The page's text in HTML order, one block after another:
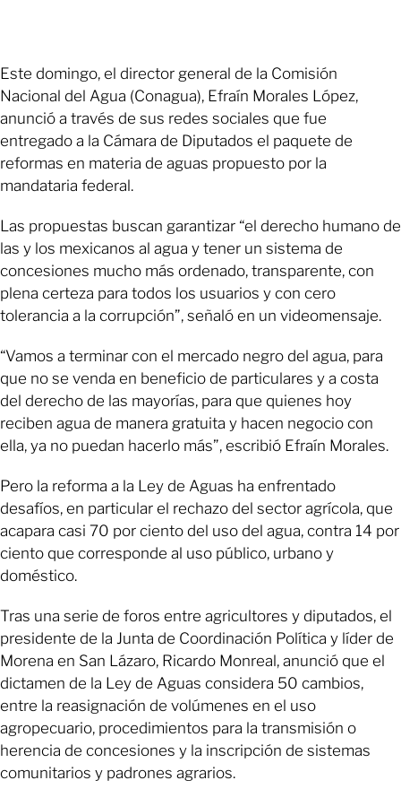
Este domingo, el director general de la Comisión
Nacional del Agua (Conagua), Efraín Morales López,
anunció a través de sus redes sociales que fue
entregado a la Cámara de Diputados el paquete de
reformas en materia de aguas propuesto por la
mandataria federal.
Las propuestas buscan garantizar “el derecho humano de
las y los mexicanos al agua y tener un sistema de
concesiones mucho más ordenado, transparente, con
plena certeza para todos los usuarios y con cero
tolerancia a la corrupción”, señaló en un videomensaje.
“Vamos a terminar con el mercado negro del agua, para
que no se venda en beneficio de particulares y a costa
del derecho de las mayorías, para que quienes hoy
reciben agua de manera gratuita y hacen negocio con
ella, ya no puedan hacerlo más”, escribió Efraín Morales.
Pero la reforma a la Ley de Aguas ha enfrentado
desafíos, en particular el rechazo del sector agrícola, que
acapara casi 70 por ciento del uso del agua, contra 14 por
ciento que corresponde al uso público, urbano y
doméstico.
Tras una serie de foros entre agricultores y diputados, el
presidente de la Junta de Coordinación Política y líder de
Morena en San Lázaro, Ricardo Monreal, anunció que el
dictamen de la Ley de Aguas considera 50 cambios,
entre la reasignación de volúmenes en el uso
agropecuario, procedimientos para la transmisión o
herencia de concesiones y la inscripción de sistemas
comunitarios y padrones agrarios.